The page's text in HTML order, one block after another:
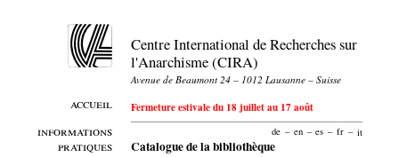
accueil
informations
pratiques
Centre International de Recherches sur
l'Anarchisme (CIRA)
Avenue de Beaumont 24 – 1012 Lausanne – Suisse
Fermeture estivale du 18 juillet au 17 août
de – en – es – fr – it
Catalogue de la bibliothèque